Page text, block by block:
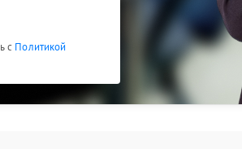
с Политикой